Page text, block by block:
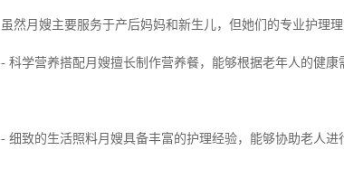
虽然月嫂主要服务于产后妈妈和新生儿，但她们的专业护理
- 科学营养搭配月嫂擅长制作营养餐，能够根据老年人的健
- 细致的生活照料月嫂具备丰富的护理经验，能够协助老人